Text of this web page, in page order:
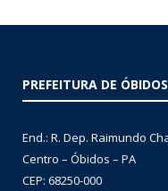
PREFEITURA DE ÓBIDOS
End.: R. Dep. Raimundo
Centro – Óbidos – PA
CEP: 68250-000